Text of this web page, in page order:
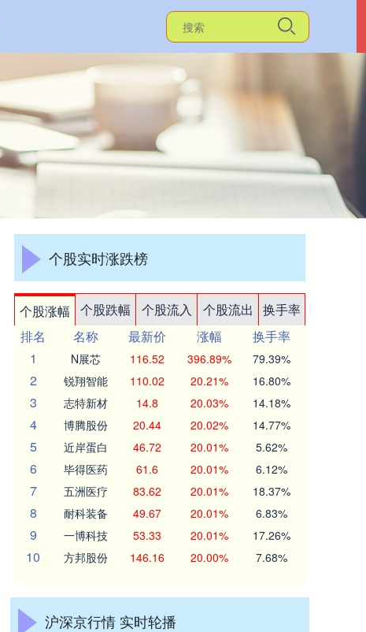
个股实时涨跌榜
个股涨幅 个股跌幅 个股流入 个股流出
换手率
排名
名称 最新价 涨幅
换手率
1
N展芯 116.52 396.89% 79.39%
2 锐翔智能 110.02 20.21% 16.80%
3 志特新材 14.8 20.03% 14.18%
4 博腾股份 20.44 20.02% 14.77%
5 近岸蛋白 46.72 20.01% 5.62%
6 毕得医药 61.6 20.01% 6.12%
7 五洲医疗 83.62 20.01% 18.37%
8 耐科装备 49.67 20.01% 6.83%
9 一博科技 53.33 20.01% 17.26%
10 方邦股份 146.16 20.00% 7.68%
沪深京行情 实时轮播